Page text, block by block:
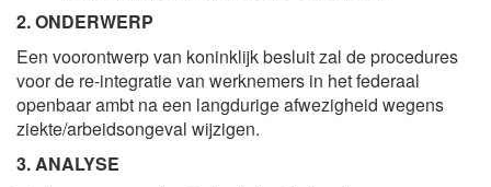
2. ONDERWERP
Een voorontwerp van koninklijk besluit zal de procedures
voor de re-integratie van werknemers in het federaal
openbaar ambt na een langdurige afwezigheid wegens
ziekte/arbeidsongeval wijzigen.
3. ANALYSE